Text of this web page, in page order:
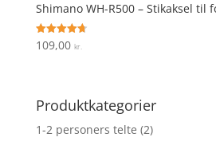
Shimano WH-R500 – Stikaksel til
Vurderet
4.7
109,00 kr.
Produktkategorier
1-2 personers telte (2)